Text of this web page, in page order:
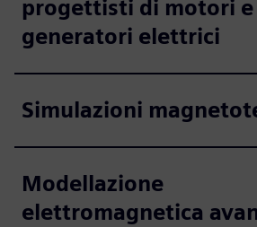
progettisti di motori e
generatori elettrici
Simulazioni
Modellazione
elettromagnetica